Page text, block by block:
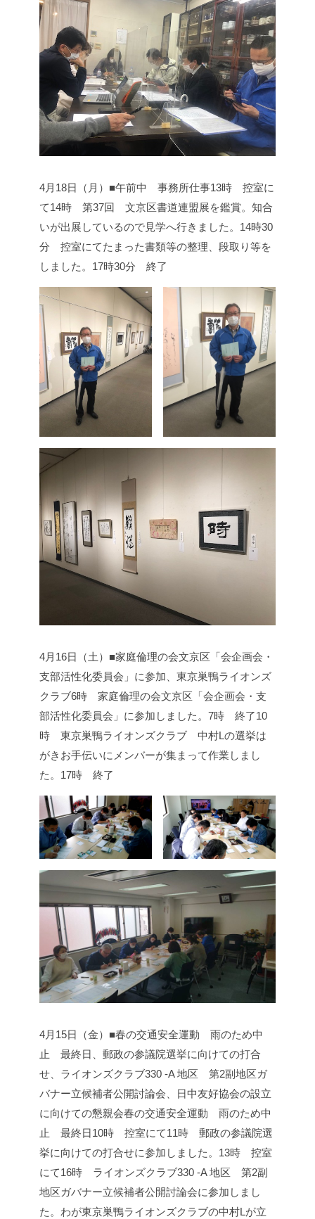
4月18日（月）■午前中 事務所仕事13時 控室に
て14時 第37回 文京区書道連盟展を鑑賞。知合
いが出展しているので見学へ行きました。 14時30
分 控室にてたまった書類等の整理、段取り等を
しました。 17時30分 終了
4月16日（土）■家庭倫理の会文京区「会企画会・
支部活性化委員会」に参加、東京巣鴨ライオンズ
クラブ6時 家庭倫理の会文京区「会企画会・支
部活性化委員会」に参加しました。 7時 終了10
時 東京巣鴨ライオンズクラブ 中村Lの選挙は
がきお手伝いにメンバーが集まって作業しまし
た。 17時 終了
4月15日（金）■春の交通安全運動 雨のため中
止 最終日、郵政の参議院選挙に向けての打合
せ、ライオンズクラブ330 -A 地区 第2副地区ガ
バナー立候補者公開討論会、日中友好協会の設立
に向けての懇親会春の交通安全運動 雨のため中
止 最終日10時 控室にて11時 郵政の参議院選
挙に向けての打合せに参加しました。 13時 控室
にて16時 ライオンズクラブ330 -A 地区 第2副
地区ガバナー立候補者公開討論会に参加しまし
た。 わが東京巣鴨ライオンズクラブの中村Lが立